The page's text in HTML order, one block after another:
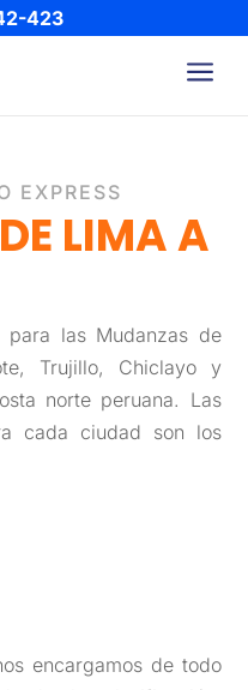
423
a
EXPRESS
LIMA A
para las Mudanzas de
Trujillo, Chiclayo y
norte peruana. Las
cada ciudad son los
encargamos de todo